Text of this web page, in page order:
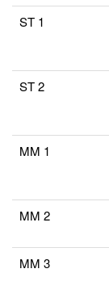
ST 1
ST 2
MM 1
MM 2
MM 3